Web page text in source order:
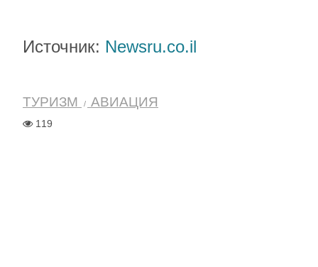
Источник: Newsru.co.il
ТУРИЗМ АВИАЦИЯ
119